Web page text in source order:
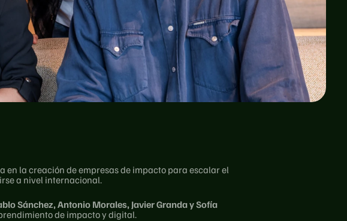
en la creación de empresas de impacto para escalar el
a nivel internacional.
Sánchez, Antonio Morales, Javier Granda y Sofía
de impacto y digital.